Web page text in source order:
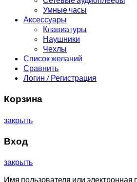
Умные часы
Аксессуары
Клавиатуры
Наушники
Чехлы
Список желаний
Сравнить
Логин / Регистрация
Корзина
закрыть
Вход
закрыть
Имя пользователя или электронная